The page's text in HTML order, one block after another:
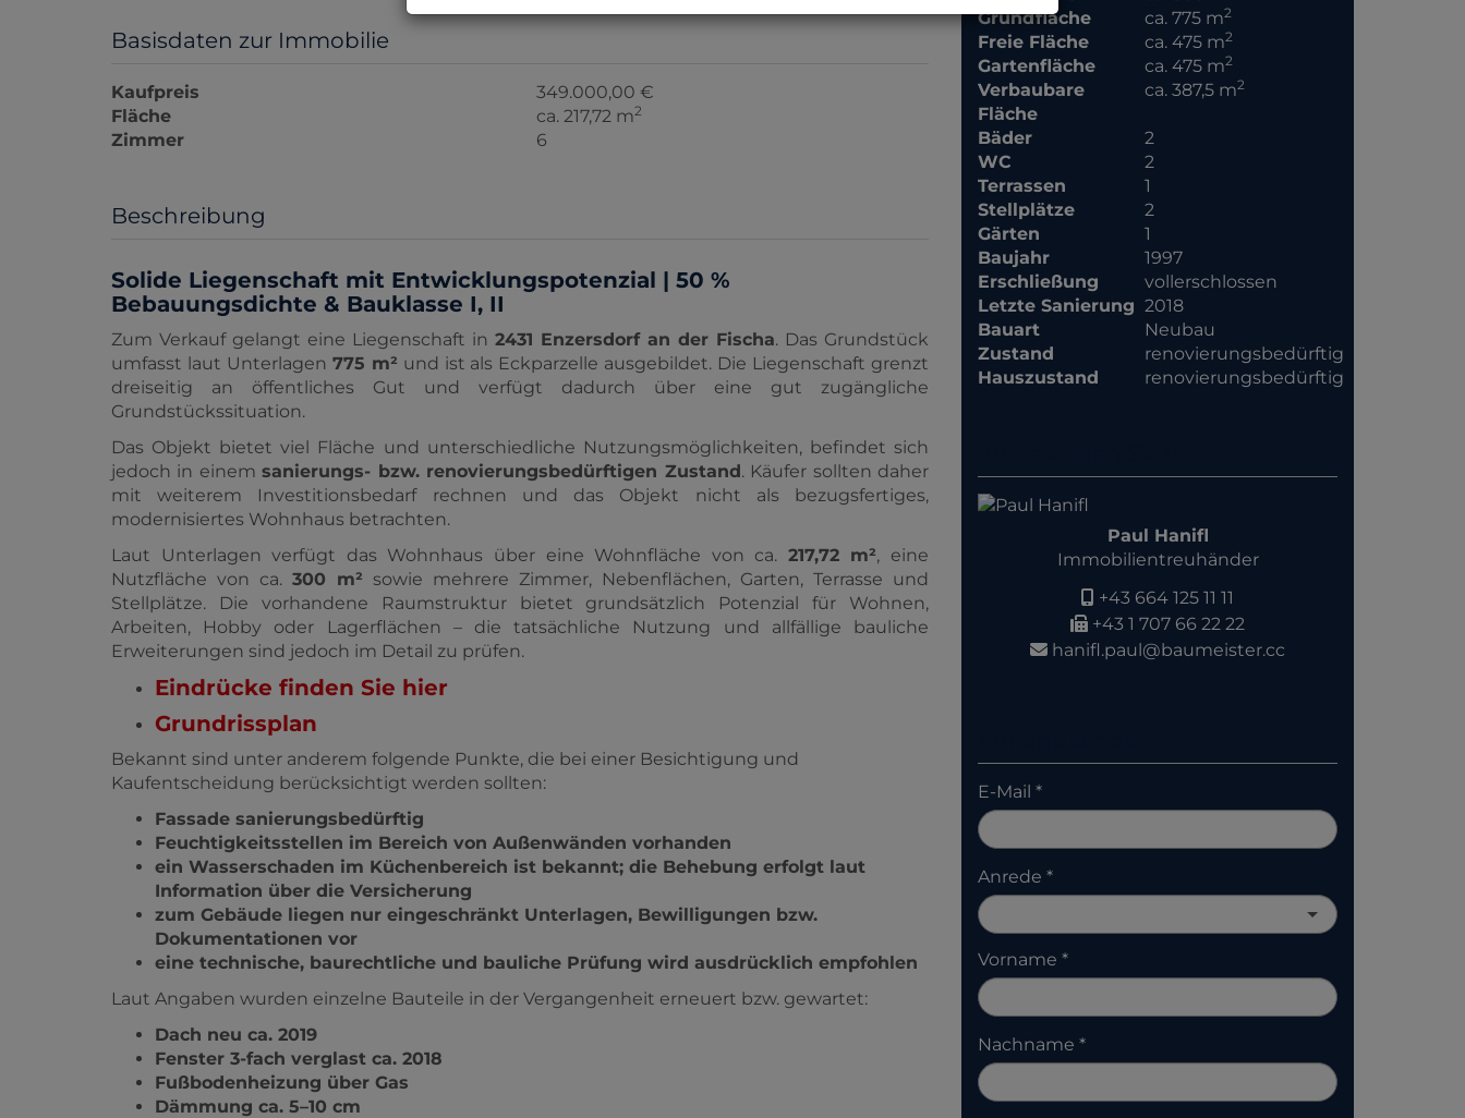
Basisdaten zur Immobilie
Kaufpreis
349.000,00 €
Fläche
ca. 217,72 m2
Zimmer 6
Beschreibung
Solide Liegenschaft mit Entwicklungspotenzial | 50 %
Bebauungsdichte & Bauklasse I, II
Zum Verkauf gelangt eine Liegenschaft in 2431 Enzersdorf an der Fischa. Das Grundstück
umfasst laut Unterlagen 775 m² und ist als Eckparzelle ausgebildet. Die Liegenschaft grenzt
dreiseitig an öffentliches Gut und verfügt dadurch über eine gut zugängliche
Grundstückssituation.
Das Objekt bietet viel Fläche und unterschiedliche Nutzungsmöglichkeiten, befindet sich
jedoch in einemsanierungs- bzw. renovierungsbedürftigen Zustand. Käufer sollten daher
mit weiterem Investitionsbedarf rechnen und das Objekt nicht als bezugsfertiges,
modernisiertes Wohnhaus betrachten.
Laut Unterlagen verfügt das Wohnhaus über eine Wohnfläche von ca. 217,72 m², eine
Nutzfläche von ca. 300 m² sowie mehrere Zimmer, Nebenflächen, Garten, Terrasse und
Stellplätze. Die vorhandene Raumstruktur bietet grundsätzlich Potenzial für Wohnen,
Arbeiten, Hobby oder Lagerflächen – die tatsächliche Nutzung und allfällige bauliche
Erweiterungen sind jedoch im Detail zu prüfen.
Eindrücke finden Sie hier
Grundrissplan
Bekannt sind unter anderem folgende Punkte, die bei einer Besichtigung und
Kaufentscheidung berücksichtigt werden sollten:
Fassade sanierungsbedürftig
Feuchtigkeitsstellen im Bereich von Außenwänden vorhanden
ein Wasserschaden im Küchenbereich ist bekannt; die Behebung erfolgt laut
Information über die Versicherung
zum Gebäude liegen nur eingeschränkt Unterlagen, Bewilligungen bzw.
Dokumentationen vor
eine technische, baurechtliche und bauliche Prüfung wird ausdrücklich empfohlen
Laut Angaben wurden einzelne Bauteile in der Vergangenheit erneuert bzw. gewartet:
Dach neu ca. 2019
Fenster 3-fach verglast ca. 2018
Fußbodenheizung über Gas
Dämmung ca. 5–10 cm
Grundfläche ca. 775 m2
Freie Fläche ca. 475 m2
Gartenfläche ca. 475 m2
Verbaubare
Fläche
ca. 387,5 m2
Bäder
2
WC
2
Terrassen
1
Stellplätze
2
Gärten
1
Baujahr
1997
Erschließung
vollerschlossen
Letzte Sanierung 2018
Bauart
Neubau
Zustand
renovierungsbedürftig
Hauszustand
renovierungsbedürftig
Paul Hanifl
Immobilientreuhänder
+43 664 125 11 11
+43 1 707 66 22 22
hanifl.paul@baumeister.cc
E-Mail
Anrede
Vorname
Nachname